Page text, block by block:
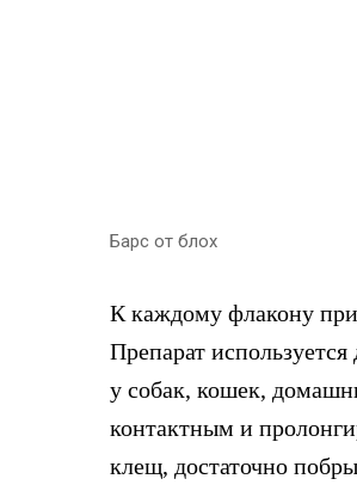
Барс от блох
К каждому флакону
Препарат
у собак, кошек,
контактным и
клещ, достаточно